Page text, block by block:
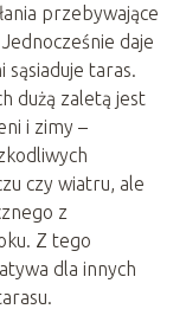
przebywające
daje
taras.
dużą zaletą jest
i zimy –
czy wiatru, ale
z
Z tego
dla innych